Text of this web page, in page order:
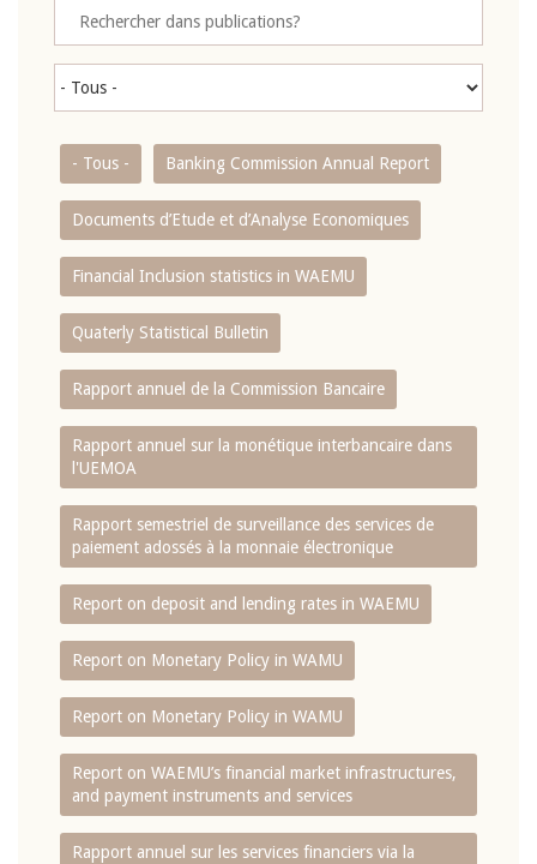
- Tous - Banking Commission Annual Report
Documents d’Etude et d’Analyse Economiques
Financial Inclusion statistics in WAEMU
Quaterly Statistical Bulletin
Rapport annuel de la Commission Bancaire
Rapport annuel sur la monétique interbancaire dans
l'UEMOA
Rapport semestriel de surveillance des services de
paiement adossés à la monnaie électronique
Report on deposit and lending rates in WAEMU
Report on Monetary Policy in WAMU
Report on Monetary Policy in WAMU
Report on WAEMU’s financial market infrastructures,
and payment instruments and services
Rapport annuel sur les services financiers via la